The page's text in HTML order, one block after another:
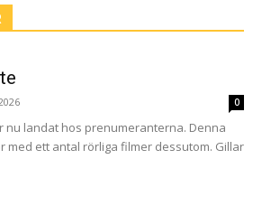
0
nu landat hos prenumeranterna. Denna
med ett antal rörliga filmer dessutom. Gillar